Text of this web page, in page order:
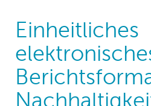
Einheitliches